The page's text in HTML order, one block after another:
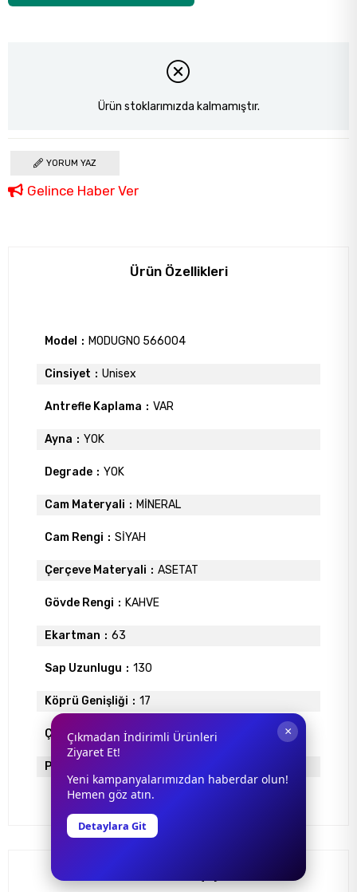
Ürün stoklarımızda kalmamıştır.
YORUM YAZ
Gelince Haber Ver
Ürün Özellikleri
Model MODUGNO 566004
Cinsiyet Unisex
Antrefle Kaplama VAR
Ayna YOK
Degrade YOK
Cam Materyali MİNERAL
Cam Rengi SİYAH
Çerçeve Materyali ASETAT
Gövde Rengi KAHVE
Ekartman 63
Sap Uzunlugu 130
Köprü Genişliği 17
Çerçeve Tipi Geometrik Çerçeve
Polarize
×
Çıkmadan İndirimli Ürünleri
Ziyaret Et!
Yeni kampanyalarımızdan haberdar olun!
Hemen göz atın.
Detaylara Git